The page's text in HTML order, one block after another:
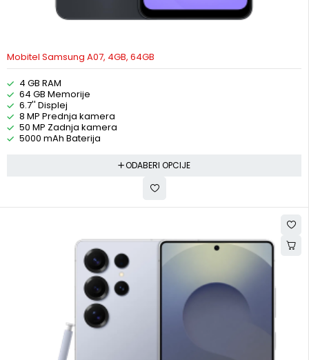
Mobitel Samsung A07, 4GB, 64GB
4 GB RAM
64 GB Memorije
6.7'' Displej
8 MP Prednja kamera
50 MP Zadnja kamera
5000 mAh Baterija
ODABERI OPCIJE